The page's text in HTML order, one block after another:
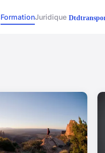
FormationJuridique